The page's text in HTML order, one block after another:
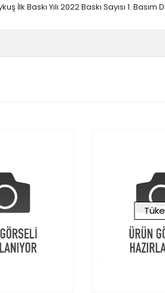
Baskı Yılı 2022 Baskı Sayısı 1. Basım